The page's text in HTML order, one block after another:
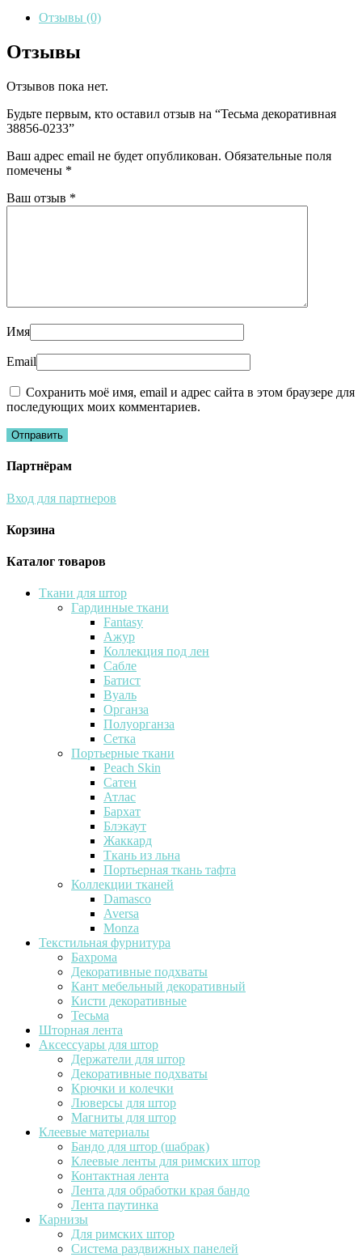
Отзывы (0)
Отзывы
Отзывов пока нет.
Будьте первым, кто оставил отзыв на “Тесьма декоративная
38856-0233”
Ваш адрес email не будет опубликован. Обязательные поля
помечены *
Ваш отзыв *
Имя
Email
Сохранить моё имя, email и адрес сайта в этом браузере для
последующих моих комментариев.
Партнёрам
Вход для партнеров
Корзина
Каталог товаров
Ткани для штор
Гардинные ткани
Fantasy
Ажур
Коллекция под лен
Сабле
Батист
Вуаль
Органза
Полуорганза
Сетка
Портьерные ткани
Peach Skin
Сатен
Атлас
Бархат
Блэкаут
Жаккард
Ткань из льна
Портьерная ткань тафта
Коллекции тканей
Damasco
Aversa
Monza
Текстильная фурнитура
Бахрома
Декоративные подхваты
Кант мебельный декоративный
Кисти декоративные
Тесьма
Шторная лента
Аксессуары для штор
Держатели для штор
Декоративные подхваты
Крючки и колечки
Люверсы для штор
Магниты для штор
Клеевые материалы
Бандо для штор (шабрак)
Клеевые ленты для римских штор
Контактная лента
Лента для обработки края бандо
Лента паутинка
Карнизы
Для римских штор
Система раздвижных панелей